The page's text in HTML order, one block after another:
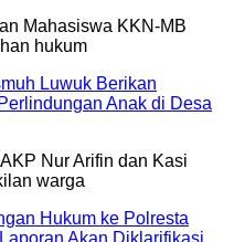
Luwuk Berikan
Anak di Desa
Hukum ke Polresta